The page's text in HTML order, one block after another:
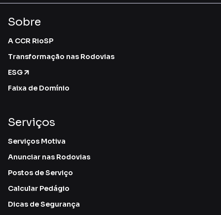
Sobre
A CCR RioSP
Transformação nas Rodovias
ESG
Faixa de Domínio
Serviços
Serviços Motiva
Anunciar nas Rodovias
Postos de Serviço
Calcular Pedágio
Dicas de Segurança